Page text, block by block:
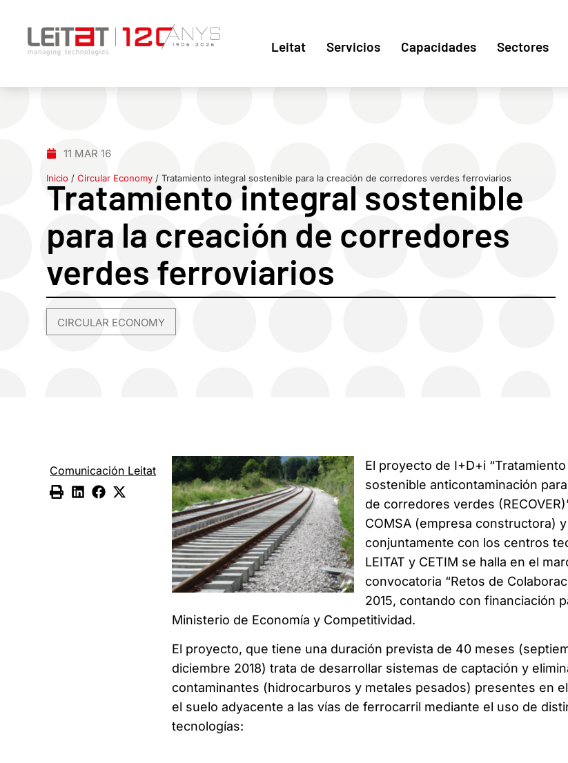
Leitat Servicios Capacidades Sectores
11 MAR 16
Inicio /Circular Economy /Tratamiento integral sostenible para la creación de corredores verdes ferroviarios
Tratamiento integral sostenible
para la creación de corredores
verdes ferroviarios
CIRCULAR ECONOMY
Comunicación Leitat
El proyecto de I+D+i
sostenible anticontaminación
de corredores verdes
COMSA (empresa constructora)
conjuntamente con los centros
LEITAT y CETIM se halla en el
convocatoria “Retos de
2015, contando con financiación
Ministerio de Economía y Competitividad.
El proyecto, que tiene una duración prevista de 40 meses
diciembre 2018) trata de desarrollar sistemas de captación y
contaminantes (hidrocarburos y metales pesados) presentes en
el suelo adyacente a las vías de ferrocarril mediante el uso de
tecnologías: